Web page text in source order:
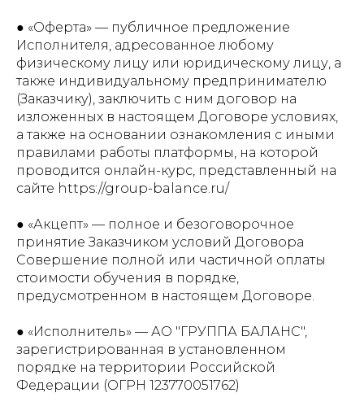
● «Оферта» — публичное предложение
Исполнителя, адресованное любому
физическому лицу или юридическому лицу, а
также индивидуальному предпринимателю
(Заказчику), заключить с ним договор на
изложенных в настоящем Договоре условиях,
а также на основании ознакомления с иными
правилами работы платформы, на которой
проводится онлайн-курс, представленный на
сайте https://group-balance.ru/
● «Акцепт» — полное и безоговорочное
принятие Заказчиком условий Договора
Совершение полной или частичной оплаты
стоимости обучения в порядке,
предусмотренном в настоящем Договоре.
● «Исполнитель» — АО "ГРУППА БАЛАНС",
зарегистрированная в установленном
порядке на территории Российской
Федерации (ОГРН 123770051762)